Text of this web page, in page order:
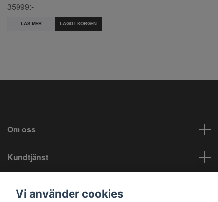
35999:-
LÄS MER
Om oss
Kundtjänst
Vi använder cookies